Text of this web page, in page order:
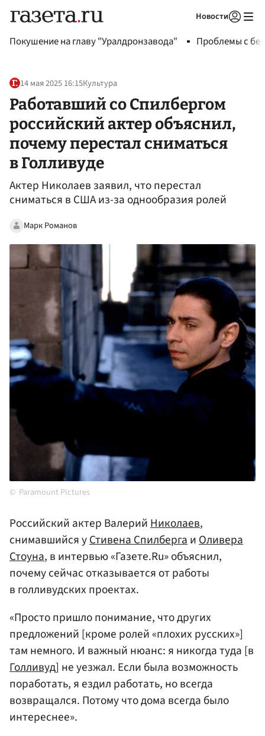
Новости
Покушение на главу "Уралдронзавода" Проблемы с
14 мая 2025 16:15Культура
Работавший со Спилбергом
российский актер объяснил,
почему перестал сниматься
в Голливуде
Актер Николаев заявил, что перестал
сниматься в США из-за однообразия ролей
Марк Романов
Paramount Pictures
Российский актер ВалерийНиколаев,
снимавшийся уСтивена СпилбергаиОливера
Стоуна, в интервью «Газете.Ru» объяснил,
почему сейчас отказывается от работы
в голливудских проектах.
«Просто пришло понимание, что других
предложений [кроме ролей «плохих русских»]
там немного. И важный нюанс: я никогда туда [в
Голливуд] не уезжал. Если была возможность
поработать, я ездил работать, но всегда
возвращался. Потому что дома всегда было
интереснее».